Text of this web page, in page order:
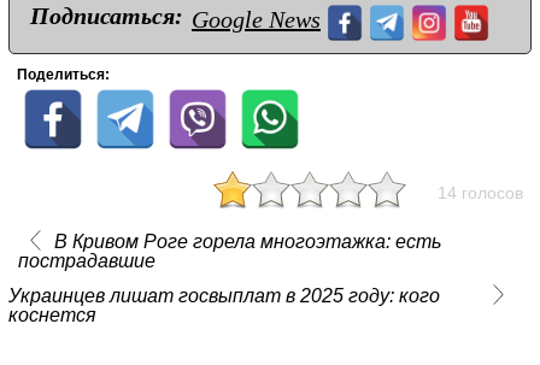
Подписаться: Google News
Поделиться:
14 голосов
В Кривом Роге горела многоэтажка: есть
пострадавшие
Украинцев лишат госвыплат в 2025 году: кого
коснется